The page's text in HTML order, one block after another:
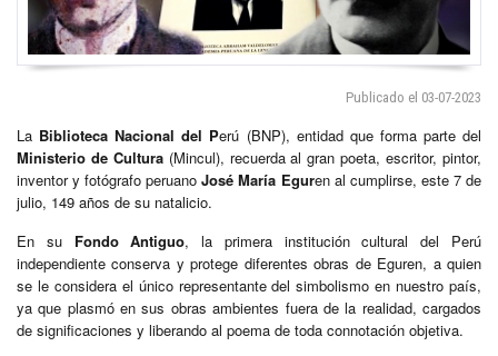
Publicado el 03-07-2023
La Biblioteca Nacional del Perú (BNP), entidad que forma parte del
Ministerio de Cultura(Mincul), recuerda al gran poeta, escritor, pintor,
inventor y fotógrafo peruanoJosé María Eguren al cumplirse, este 7 de
julio, 149 años de su natalicio.
En su Fondo Antiguo, la primera institución cultural del Perú
independiente conserva y protege diferentes obras de Eguren, a quien
se le considera el único representante del simbolismo en nuestro país,
ya que plasmó en sus obras ambientes fuera de la realidad, cargados
de significaciones y liberando al poema de toda connotación objetiva.